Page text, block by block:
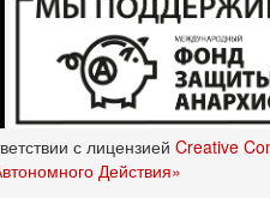
с лицензией Creative
Действия»